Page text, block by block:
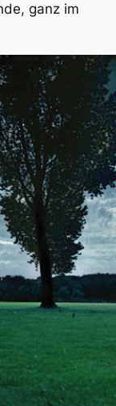
ganz im